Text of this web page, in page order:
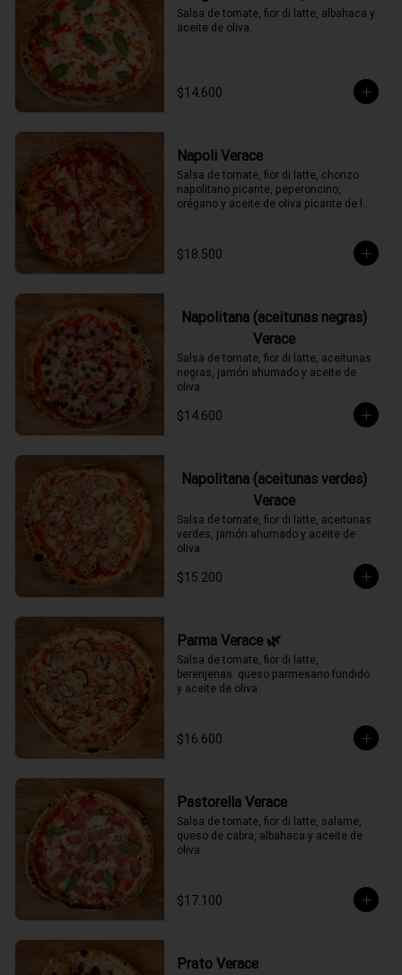
Salsa de tomate, fior di latte, albahaca y
aceite de oliva.
$14.600
Napoli Verace
Salsa de tomate, fior di latte, chorizo
napolitano picante, peperoncino,
orégano y aceite de oliva picante de la
$18.500
Napolitana (aceitunas negras)
Verace
Salsa de tomate, fior di latte, aceitunas
negras, jamón ahumado y aceite de
oliva.
$14.600
Napolitana (aceitunas verdes)
Verace
Salsa de tomate, fior di latte, aceitunas
verdes, jamón ahumado y aceite de
oliva.
$15.200
Parma Verace 🌿
Salsa de tomate, fior di latte,
berenjenas  queso parmesano fundido
y aceite de oliva.
$16.600
Pastorella Verace
Salsa de tomate, fior di latte, salame,
queso de cabra, albahaca y aceite de
oliva.
$17.100
Prato Verace